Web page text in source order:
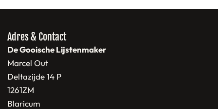
Adres & Contact
De Gooische Lijstenmaker
Marcel Out
Deltazijde 14 P
1261ZM
Blaricum